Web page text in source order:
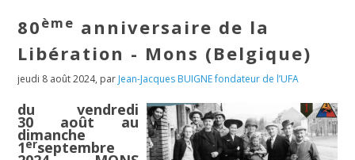
80ème anniversaire de la
Libération - Mons (Belgique)
jeudi 8 août 2024, par Jean-Jacques BUIGNE fondateur de l’UFA
du vendredi
30 août au
dimanche
1erseptembre